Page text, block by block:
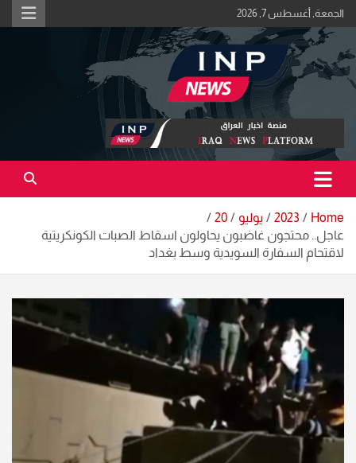
Skip
to
content
الجمعة, أغسطس 7, 2026
منصة اخبار العراق
اكبر منصة خبرية في العراق | #الحقيقة_اولاً
Home
2023 يوليو
20
عاجل.. محتجون غاضبون يحاولون اسقاط الصبات الكونكريتية
لاقتحام السفارة السويدية وسط بغداد